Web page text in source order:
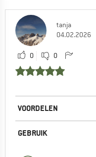
tanja
04.02.2026
0 0
VOORDELEN
GEBRUIK